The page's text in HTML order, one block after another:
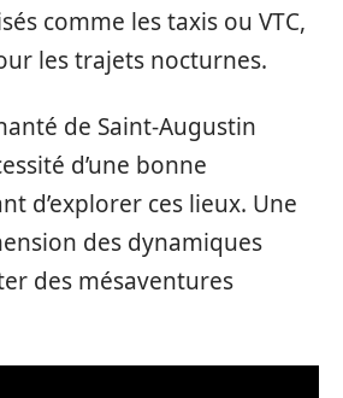
comme les taxis ou VTC,
les trajets nocturnes.
de Saint-Augustin
d’une bonne
d’explorer ces lieux. Une
des dynamiques
des mésaventures